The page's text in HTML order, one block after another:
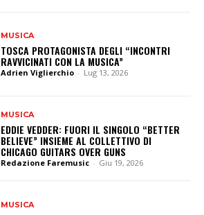
MUSICA
TOSCA PROTAGONISTA DEGLI “INCONTRI
RAVVICINATI CON LA MUSICA”
Adrien Viglierchio - Lug 13, 2026
MUSICA
EDDIE VEDDER: FUORI IL SINGOLO “BETTER
BELIEVE” INSIEME AL COLLETTIVO DI
CHICAGO GUITARS OVER GUNS
Redazione Faremusic - Giu 19, 2026
MUSICA